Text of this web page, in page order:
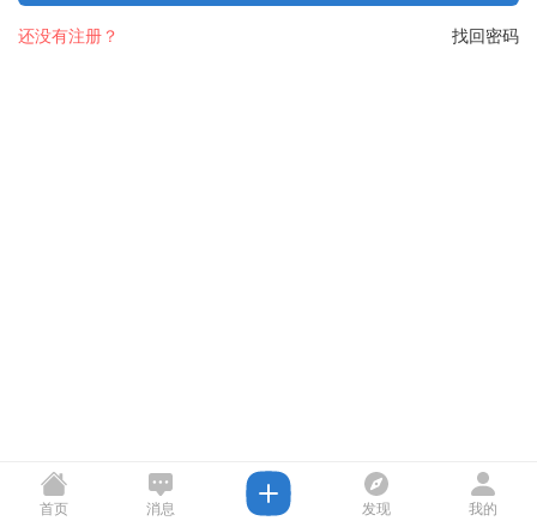
找回密码
还没有注册？
首页 消息 发现 我的